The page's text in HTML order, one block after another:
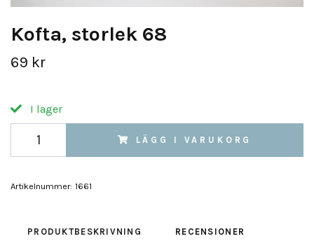
Kofta, storlek 68
69 kr
I lager
LÄGG I VARUKORG
Artikelnummer: 1661
PRODUKTBESKRIVNING RECENSIONER